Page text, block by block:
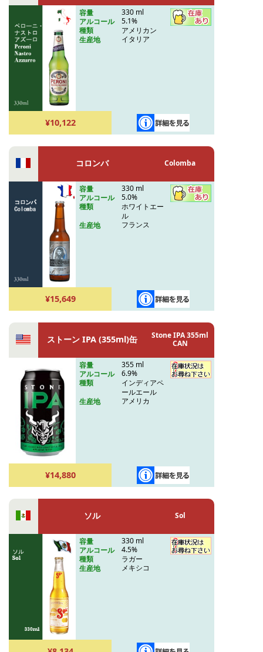
容量
330 ml
アルコール
5.1%
種類
アメリカン
生産地
イタリア
¥10,122
コロンバ Colomba
容量
330 ml
アルコール
5.0%
種類
ホワイトエー
ル
生産地
フランス
¥15,649
ストーン IPA (355ml)缶
Stone IPA 355ml
CAN
容量
355 ml
アルコール
6.9%
種類
インディアペ
ールエール
生産地
アメリカ
¥14,880
ソル Sol
容量
330 ml
アルコール
4.5%
種類
ラガー
生産地
メキシコ